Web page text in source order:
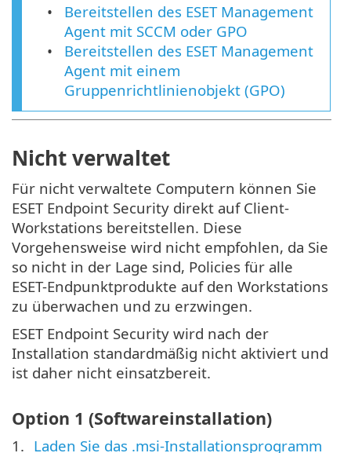
Bereitstellen des ESET Management
Agent mit SCCM oder GPO
Bereitstellen des ESET Management
Agent mit einem
Gruppenrichtlinienobjekt (GPO)
Nicht verwaltet
Für nicht verwaltete Computern können Sie
ESET Endpoint Security direkt auf Client-
Workstations bereitstellen. Diese
Vorgehensweise wird nicht empfohlen, da Sie
so nicht in der Lage sind, Policies für alle
ESET-Endpunktprodukte auf den Workstations
zu überwachen und zu erzwingen.
ESET Endpoint Security wird nach der
Installation standardmäßig nicht aktiviert und
ist daher nicht einsatzbereit.
Option 1 (Softwareinstallation)
Laden Sie das .msi-Installationsprogramm